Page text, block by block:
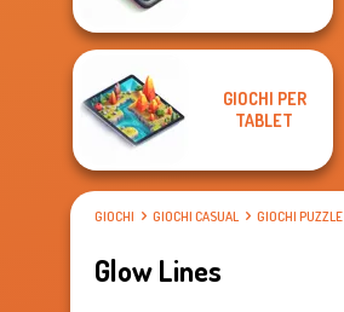
GIOCHI PER
TABLET
GIOCHI GIOCHI CASUAL GIOCHI PUZZLE
Glow Lines